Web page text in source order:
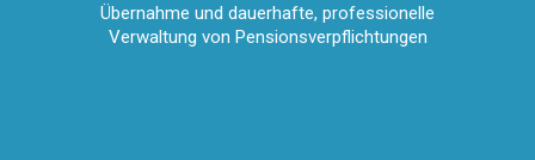
Übernahme und dauerhafte, professionelle
Verwaltung von Pensionsverpflichtungen